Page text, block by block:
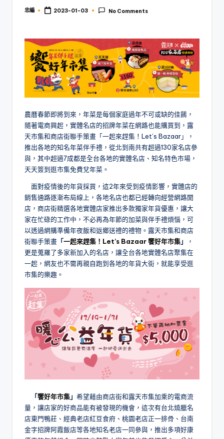
Posted
忠編 2023-01-03 No Comments
農曆春節即將到來，年菜是每個家庭過年不可或缺的佳餚，
隨著電商興起，實體名店的招牌年菜在網路也能購買到，露
天市集和商店街聯手策畫「一起來趕集！Let’s Bazaar」，
推出各地的知名年菜伴手禮，從北到南共有超過130家名店參
與，其中超過7成都是全台各地的實體名店、知名特色市場，
天天簽到逛市集免費兌年菜。
面對疫情後的年貨採買，這2年來受到疫情影響，實體店的
銷售通路逐漸布局線上，各地名店也都已經轉向經營網路開
店，商店街精選各地實體店家推出多款獨家年貨優惠，讓大
家在忙碌的工作中，不必再為年節的加菜與伴手禮煩惱，可
以透過網購準備年夜飯和返鄉送禮的禮物。露天市集和商店
街聯手策畫 「一起來趕集！Let’s Bazaar 饗好年市集」
，
更是蒐羅了多家新加入的名店，讓全台各地實體名店聚集在
一起，網友也不需再親自跑到各地的年貨大街，就能享受逛
市集的樂趣。
「饗好年市集」 希望藉由商店街和露天市集加乘的電商流
量，讓店家的好商品能有被發現的機會，這次有台北燒臘名
店東門鴨莊、經典老店紅豆食府、桃園老店正一排骨、台南
金字招牌阿霞飯店等各地知名老店一同參與，推出多項好康